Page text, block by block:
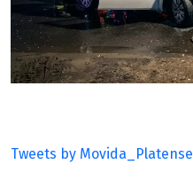
Tweets by Movida_Platense